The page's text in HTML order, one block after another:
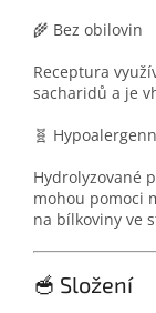
🌾 Bez obilovin
Receptura
sacharidů a je
🧬
Hydrolyzované
mohou pomoci
na bílkoviny ve
🥣 Složení